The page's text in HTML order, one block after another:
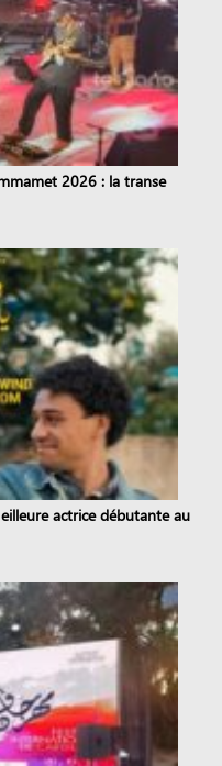
2026 : la transe
actrice débutante au